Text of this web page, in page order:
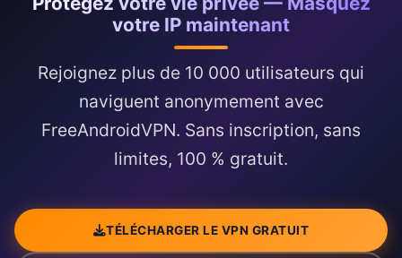
observateurs extérieurs.
votre IP maintenant
Rejoignez plus de 10 000 utilisateurs qui
naviguent anonymement avec
FreeAndroidVPN. Sans inscription, sans
limites, 100 % gratuit.
TÉLÉCHARGER LE VPN GRATUIT